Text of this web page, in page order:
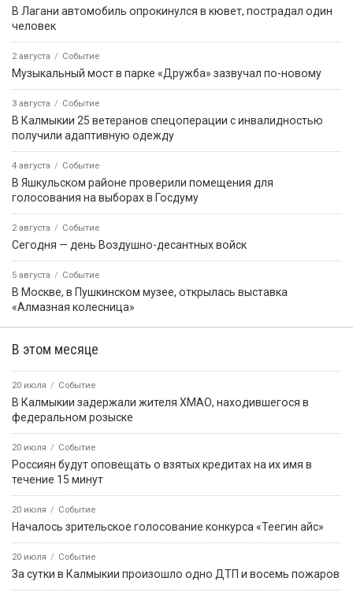
В Лагани автомобиль опрокинулся в кювет, пострадал один
человек
2 августа Событие
Музыкальный мост в парке «Дружба» зазвучал по-новому
3 августа Событие
В Калмыкии 25 ветеранов спецоперации с инвалидностью
получили адаптивную одежду
4 августа Событие
В Яшкульском районе проверили помещения для
голосования на выборах в Госдуму
2 августа Событие
Сегодня — день Воздушно-десантных войск
5 августа Событие
В Москве, в Пушкинском музее, открылась выставка
«Алмазная колесница»
В этом месяце
20 июля Событие
В Калмыкии задержали жителя ХМАО, находившегося в
федеральном розыске
20 июля Событие
Россиян будут оповещать о взятых кредитах на их имя в
течение 15 минут
20 июля Событие
Началось зрительское голосование конкурса «Теегин айс»
20 июля Событие
За сутки в Калмыкии произошло одно ДТП и восемь пожаров